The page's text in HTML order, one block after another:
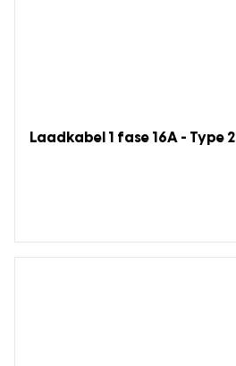
Laadkabel 1 fase 16A - Type 2